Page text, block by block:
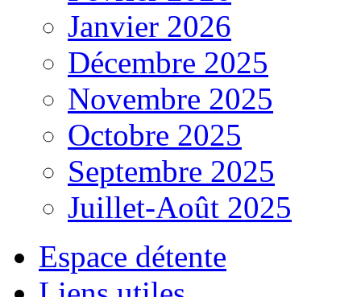
Janvier 2026
Décembre 2025
Novembre 2025
Octobre 2025
Septembre 2025
Juillet-Août 2025
Espace détente